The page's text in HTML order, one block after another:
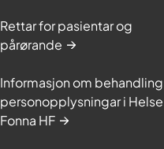
Rettar for pasientar og
pårørande
Informasjon om
personopplysningar i Helse
Fonna HF